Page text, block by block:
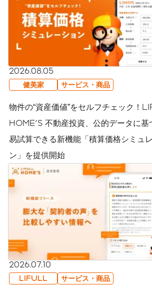
2026.08.05
健美家 サービス・商品
物件の“資産価値”をセルフチェック！
HOME'S 不動産投資、公的データに基
易試算できる新機能「積算価格シミュ
ン」を提供開始
2026.07.10
LIFULL サービス・商品